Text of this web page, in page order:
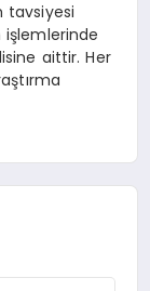
tavsiyesi
aittir. Her